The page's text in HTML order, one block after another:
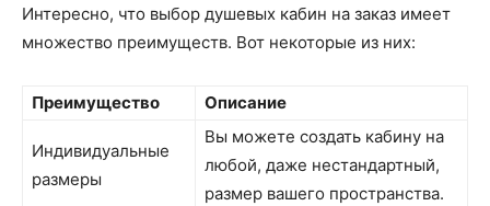
Интересно, что выбор душевых кабин на заказ имеет
множество преимуществ. Вот некоторые из них:
Преимущество Описание
Индивидуальные
размеры
Вы можете создать кабину на
любой, даже нестандартный,
размер вашего пространства.